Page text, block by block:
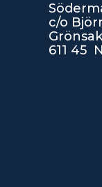
c/o
611 45